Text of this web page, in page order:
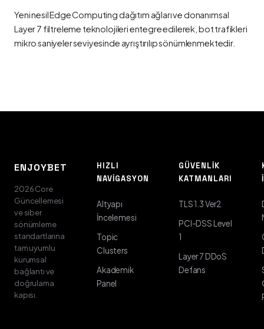
Yeni nesil Edge Computing dağıtım ağları ve donanımsal
Layer 7 filtreleme teknolojileri entegre edilerek, bot trafikleri
mikro saniyeler seviyesinde ayrıştırılıp sönümlenmektedir.
ENJOYBET
2026 Core
Güncellemesi
ve siber
sönümleme
standartlarına
tam uyumlu
kurumsal
bağlantı ve
doğrulama
kapısı.
HIZLI
NAVIGASYON
Altyapı
İncelemesi
Topic
Clusters
Akademik
Panel
GÜVENLIK
KATMANLARI
TLS 1.3 Ver2
PCI-DSS Level
1
Layer 7 DDoS
Defans